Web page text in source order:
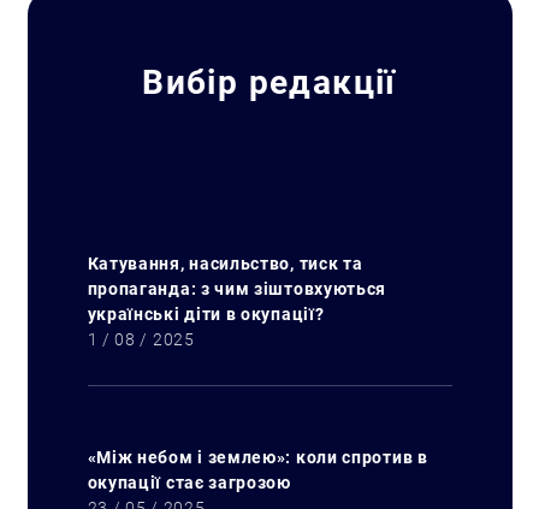
Вибір редакції
Катування, насильство, тиск та
пропаганда: з чим зіштовхуються
українські діти в окупації?
1 / 08 / 2025
«Між небом і землею»: коли спротив в
окупації стає загрозою